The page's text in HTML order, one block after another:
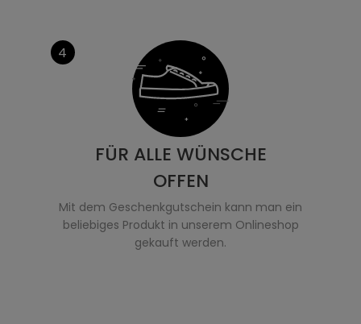
4
FÜR ALLE WÜNSCHE
OFFEN
Mit dem Geschenkgutschein kann man ein
beliebiges Produkt in unserem Onlineshop
gekauft werden.